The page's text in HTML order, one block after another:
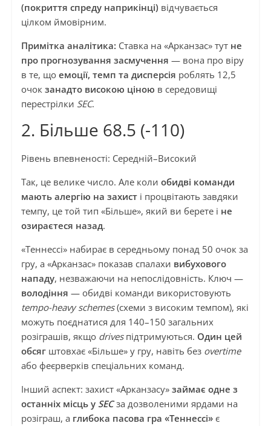
(покриття спреду наприкінці)відчувається
цілком ймовірним.
Примітка аналітика: Ставка на «Арканзас» тут не
про прогнозування засмучення — вона про віру
в те, що емоції, темп та дисперсія роблять 12,5
очок занадто високою ціною в середовищі
перестрілки SEC.
2. Більше 68.5 (-110)
Рівень впевненості: Середній–Високий
Так, це велике число. Але коли обидві команди
мають алергію на захисті процвітають завдяки
темпу, це той тип «Більше», який ви берете і не
озираєтеся назад.
«Теннессі» набирає в середньому понад 50 очок за
гру, а «Арканзас» показав спалахи вибухового
нападу, незважаючи на непослідовність. Ключ —
володіння — обидві команди використовують
tempo-heavy schemes(схеми з високим темпом), які
можуть поєднатися для 140–150 загальних
розіграшів, якщо drivesпідтримуються. Один цей
обсягштовхає «Більше» у гру, навіть без overtime
або феєрверків спеціальних команд.
Інший аспект: захист «Арканзасу» займає одне з
останніх місць у SECза дозволеними ярдами на
розіграш, а глибока пасова гра «Теннессі»є